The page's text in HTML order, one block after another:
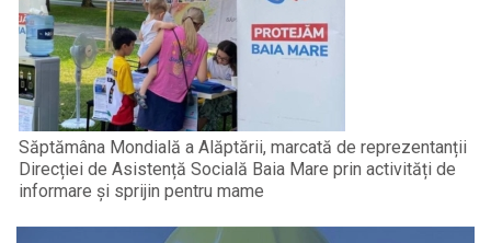
Săptămâna Mondială a Alăptării, marcată de reprezentanții
Direcției de Asistență Socială Baia Mare prin activități de
informare și sprijin pentru mame